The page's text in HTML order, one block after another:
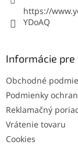
https://
YDoAQ
Informácie pre
Obchodné
Podmienky
Reklamačný
Vrátenie tovaru
Cookies